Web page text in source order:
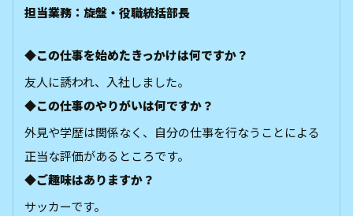
担当業務：旋盤・役職統括部長
◆この仕事を始めたきっかけは何ですか？
友人に誘われ、入社しました。
◆この仕事のやりがいは何ですか？
外見や学歴は関係なく、自分の仕事を行なうことによる
正当な評価があるところです。
◆ご趣味はありますか？
サッカーです。